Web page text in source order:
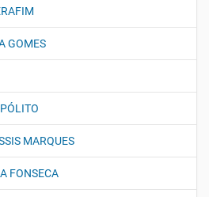
GOMES
MARQUES
FONSECA